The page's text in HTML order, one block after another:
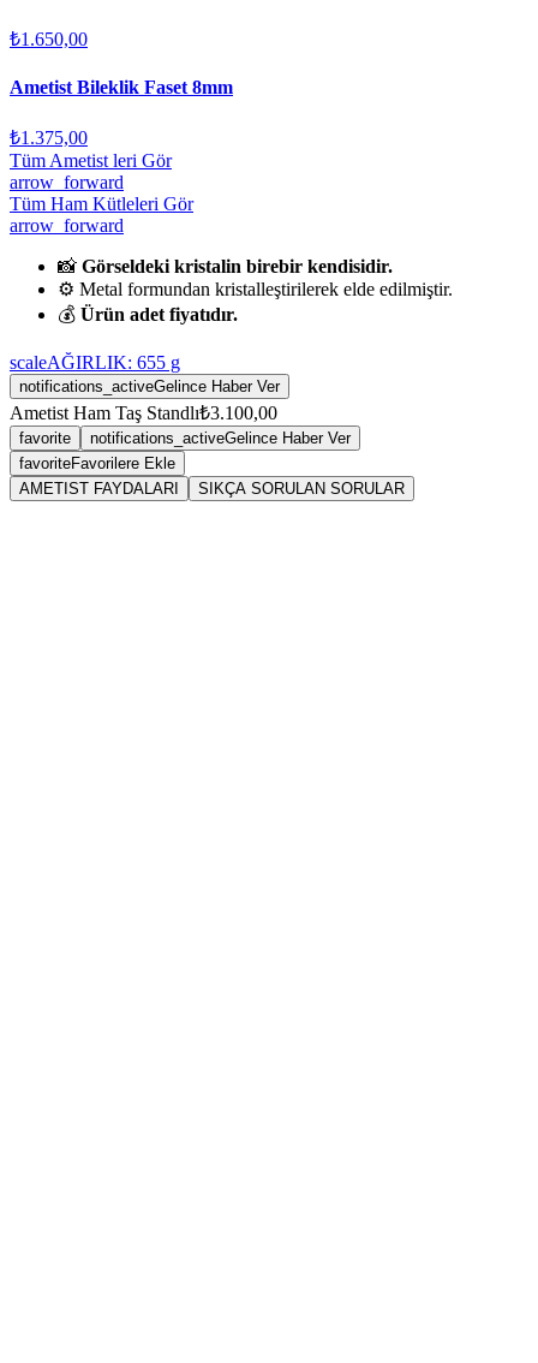
₺1.650,00
Ametist Bileklik Faset 8mm
₺1.375,00
Tüm Ametist leri Gör
arrow_forward
Tüm Ham Kütleleri Gör
arrow_forward
📸 Görseldeki kristalin birebir kendisidir.
⚙️ Metal formundan kristalleştirilerek elde edilmiştir.
💰 Ürün adet fiyatıdır.
scaleAĞIRLIK: 655 g
notifications_activeGelince Haber Ver
Ametist Ham Taş Standlı₺3.100,00
favorite notifications_activeGelince Haber Ver
favoriteFavorilere Ekle
AMETIST FAYDALARI
SIKÇA SORULAN SORULAR